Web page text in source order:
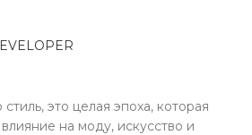
это целая эпоха, которая
на моду, искусство и